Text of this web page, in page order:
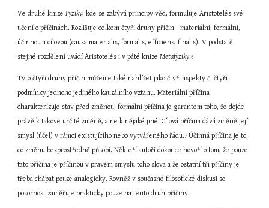
Ve druhé knize Fyziky, kde se zabývá principy věd, formuluje Aristotelés své
učení o příčinách. Rozlišuje celkem čtyři druhy příčin - materiální, formální,
účinnou a cílovou (causa materialis, formalis, efficiens, finalis). V podstatě
stejné rozdělení uvádí Aristotelés i v páté knize Metafyziky.6
Tyto čtyři druhy příčin můžeme také nahlížet jako čtyři aspekty či čtyři
podmínky jednoho jediného kauzálního vztahu. Materiální příčina
charakterizuje stav před změnou, formální příčina je garantem toho, že dojde
právě k takové určité změně, a ne k nějaké jiné. Cílová příčina dává změně její
smysl (účel) v rámci existujícího nebo vytvářeného řádu.7 Účinná příčina je to,
co změnu bezprostředně působí. Někteří autoři dokonce hovoří o tom, že pouze
tato příčina je příčinou v pravém smyslu toho slova a že ostatní tři příčiny je
třeba chápat pouze analogicky. Rovněž v současné filosofické diskusi se
pozornost zaměřuje prakticky pouze na tento druh příčiny.